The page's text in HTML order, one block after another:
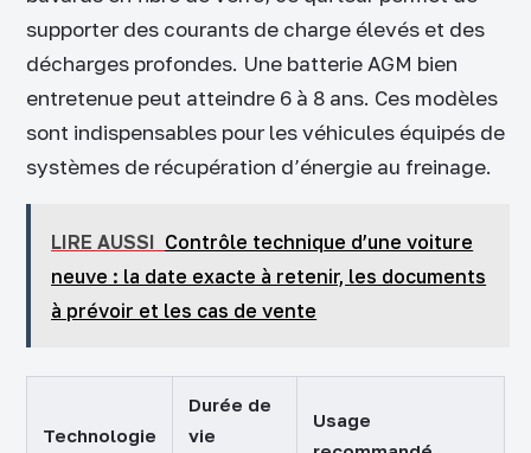
supporter des courants de charge élevés et des
décharges profondes. Une batterie AGM bien
entretenue peut atteindre 6 à 8 ans. Ces modèles
sont indispensables pour les véhicules équipés de
systèmes de récupération d’énergie au freinage.
LIRE AUSSI Contrôle technique d’une voiture
neuve : la date exacte à retenir, les documents
à prévoir et les cas de vente
Technologie
Durée de
vie
Usage